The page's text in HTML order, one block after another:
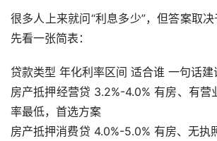
很多人上来就问“利息多少”，但答案取决
先看一张简表：
贷款类型 年化利率区间 适合谁 一句话建
房产抵押经营贷 3.2%-4.0% 有房、有营
率最低，首选方案
房产抵押消费贷 4.0%-5.0% 有房、无执